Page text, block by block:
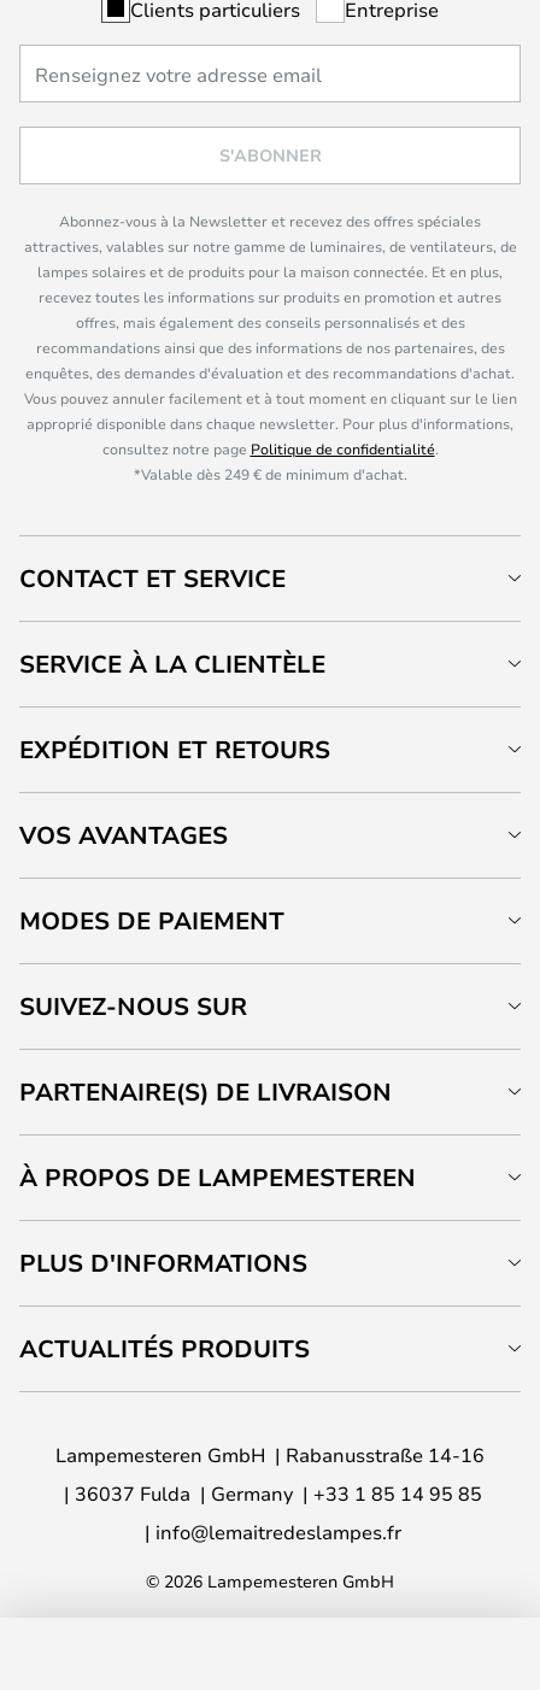
Clients particuliers Entreprise
S'ABONNER
Abonnez-vous à la Newsletter et recevez des offres spéciales
attractives, valables sur notre gamme de luminaires, de ventilateurs, de
lampes solaires et de produits pour la maison connectée. Et en plus,
recevez toutes les informations sur produits en promotion et autres
offres, mais également des conseils personnalisés et des
recommandations ainsi que des informations de nos partenaires, des
enquêtes, des demandes d'évaluation et des recommandations d'achat.
Vous pouvez annuler facilement et à tout moment en cliquant sur le lien
approprié disponible dans chaque newsletter. Pour plus d'informations,
consultez notre page Politique de confidentialité.
*Valable dès 249 € de minimum d'achat.
CONTACT ET SERVICE
SERVICE À LA CLIENTÈLE
EXPÉDITION ET RETOURS
VOS AVANTAGES
MODES DE PAIEMENT
SUIVEZ-NOUS SUR
PARTENAIRE(S) DE LIVRAISON
À PROPOS DE LAMPEMESTEREN
PLUS D'INFORMATIONS
ACTUALITÉS PRODUITS
Lampemesteren GmbH
Rabanusstraße 14-16
36037 Fulda
Germany
+33 1 85 14 95 85
info@lemaitredeslampes.fr
© 2026 Lampemesteren GmbH